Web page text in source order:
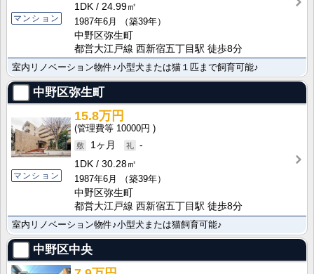
マンション
1DK
24.99㎡
1987年6月
（築39年）
中野区弥生町
都営大江戸線 西新宿五丁目駅 徒歩8分
室内リノベーション物件♪小型犬または猫１匹まで飼育可能♪
中野区弥生町
マンション
15.8万円
10000円
1ヶ月
-
1DK
30.28㎡
1987年6月
（築39年）
中野区弥生町
都営大江戸線 西新宿五丁目駅 徒歩8分
室内リノベーション物件♪小型犬または猫飼育可能♪
中野区中央